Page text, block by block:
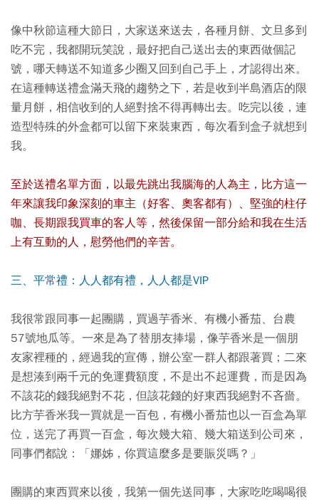
像中秋節這種大節日，大家送來送去，各種月餅、文旦多到
吃不完，我都開玩笑說，最好把自己送出去的東西做個記
號，哪天轉送不知道多少圈又回到自己手上，才認得出來。
在這種轉送禮盒滿天飛的趨勢之下，若是收到半島酒店的限
量月餅，相信收到的人絕對捨不得再轉出去。吃完以後，連
造型特殊的外盒都可以留下來裝東西，每次看到盒子就想到
我。
至於送禮名單方面，以最先跳出我腦海的人為主，比方這一
年來讓我印象深刻的車主（好客、奧客都有）、堅強的柱仔
咖、長期跟我買車的客人等，然後保留一部分給和我在生活
上有互動的人，慰勞他們的辛苦。
三、平常禮：人人都有禮，人人都是VIP
我很常跟同事一起團購，買過芋香米、有機小番茄、台農
57號地瓜等。一來是為了替朋友捧場，像芋香米是一個朋
友家裡種的，經過我的宣傳，辦公室一群人都跟著買；二來
是想湊到兩千元的免運費額度，不是出不起運費，而是因為
不該花的錢我絕對不花，但該花錢的好東西我絕對不吝嗇。
比方芋香米我一買就是一百包，有機小番茄也以一百盒為單
位，送完了再買一百盒，每次幾大箱、幾大箱送到公司來，
同事們都說：「娜姊，你買這麼多是要賑災嗎？」
團購的東西買來以後，我第一個先送同事，大家吃吃喝喝很